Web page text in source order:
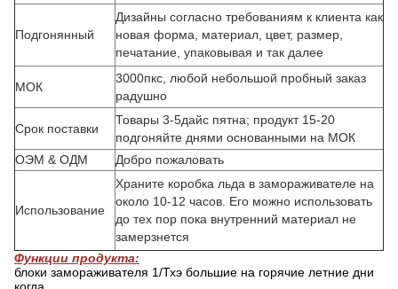
Подгонянный
Дизайны согласно требованиям к клиента как
новая форма, материал, цвет, размер,
печатание, упаковывая и так далее
МОК
3000пкс, любой небольшой пробный заказ
радушно
Срок поставки
Товары 3-5дайс пятна; продукт 15-20
подгоняйте днями основанными на МОК
ОЭМ & ОДМ
Добро пожаловать
Использование
Храните коробка льда в замораживателе на
около 10-12 часов. Его можно использовать
до тех пор пока внутренний материал не
замерзнется
Функции продукта:
блоки замораживателя 1/Тхэ большие на горячие летние дни